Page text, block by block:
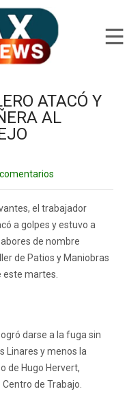
ATACÓ Y
AL
el trabajador
a golpes y estuvo a
de nombre
de Patios y Maniobras
este martes.
darse a la fuga sin
Linares y menos la
de Hugo Hervert,
de Trabajo.